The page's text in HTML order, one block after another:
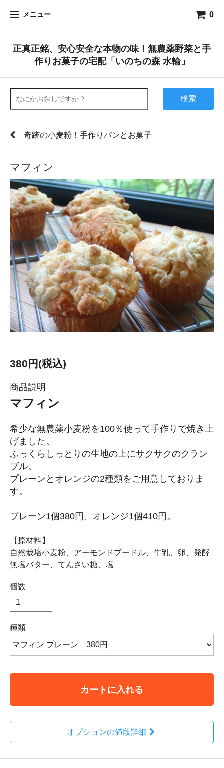
メニュー 0
正真正銘、安心安全な本物の味！無農薬野菜と手
作りお菓子の宅配「いのちの森 水輪」
検索
奇跡の小麦粉！手作りパンとお菓子
マフィン
380円(税込)
商品説明
マフィン
希少な無農薬小麦粉を100％使って手作りで焼き上
げました。
ふっくらしっとりの生地の上にサクサクのクラン
ブル。
プレーンとオレンジの2種類をご用意しておりま
す。
プレーン1個380円、オレンジ1個410円。
【原材料】
自然栽培小麦粉、アーモンドプードル、牛乳、卵、発酵
無塩バター、てんさい糖、塩
個数
種類
カートに入れる
オプションの値段詳細